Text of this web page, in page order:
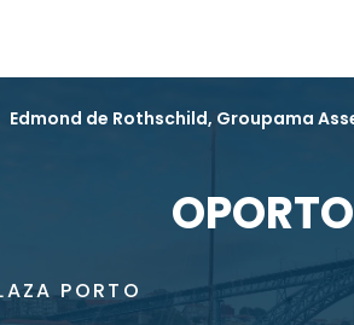
Edmond de Rothschild, Groupama
OPORTO
PORTO